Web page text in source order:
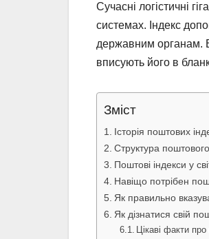
Сучасні логістичні
системах. Індекс
державним органам.
вписують його в
Зміст
Історія поштових
Структура
Поштові індекси у
Навіщо потрібен
Як правильно
Як дізнатися свій
Цікаві факти